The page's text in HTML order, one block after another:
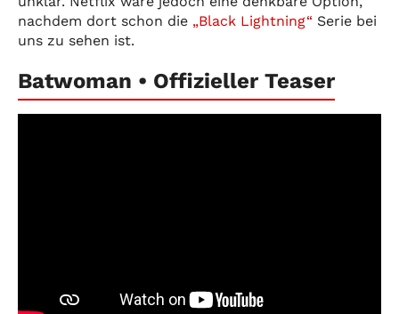
nachdem dort schon die „Black Lightning“ Serie bei
uns zu sehen ist.
Batwoman • Offizieller Teaser